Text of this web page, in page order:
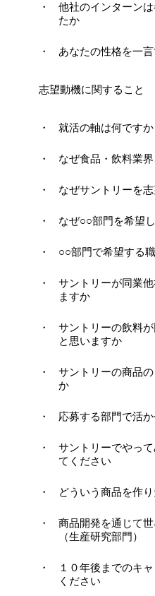
他社のインターン
たか
あなたの性格を一
志望動機に関すること
就活の軸は何ですか
なぜ食品・飲料業
なぜサントリーを
なぜ○○部門を希望
○○部門で希望する
サントリーが同業
ますか
サントリーの飲料
と思いますか
サントリーの商品
か
応募する部門で活
サントリーでやっ
てください
どういう商品を作
商品開発を通じて
（生産研究部門）
１０年後までのキ
ください